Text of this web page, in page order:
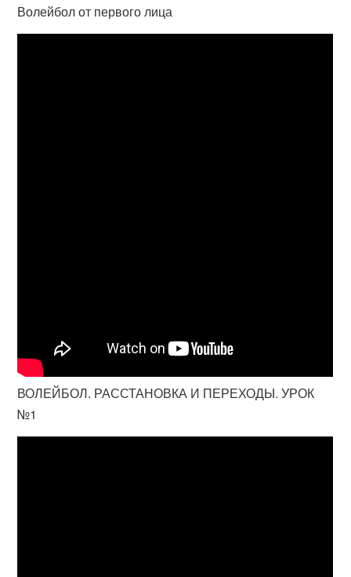
Волейбол от первого лица
ВОЛЕЙБОЛ. РАССТАНОВКА И ПЕРЕХОДЫ. УРОК
№1